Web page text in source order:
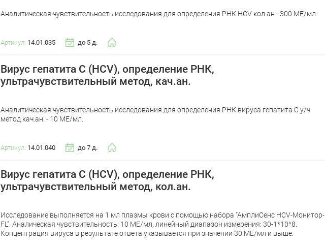
Аналитическая чувствительность исследования для определения РНК HCV кол.ан - 300 МЕ/мл.
Артикул: 14.01.035 до 5 д.
Вирус гепатита С (HCV), определение РНК,
ультрачувствительный метод, кач.ан.
Аналитическая чувствительность исследования для определения РНК вируса гепатита С у/ч
метод кач.ан. - 10 МЕ/мл.
Артикул: 14.01.040 до 7 д.
Вирус гепатита С (HCV), определение РНК,
ультрачувствительный метод, кол.ан.
Исследование выполняется на 1 мл плазмы крови с помощью набора "АмплиСенс HCV-Монитор-
FL". Аналическая чувствительность: 10 МЕ/мл, линейный диапазон измерения: 30-1*10^8.
Концентрация вируса в результате ответа указывается при значении 30 МЕ/мл и выше.